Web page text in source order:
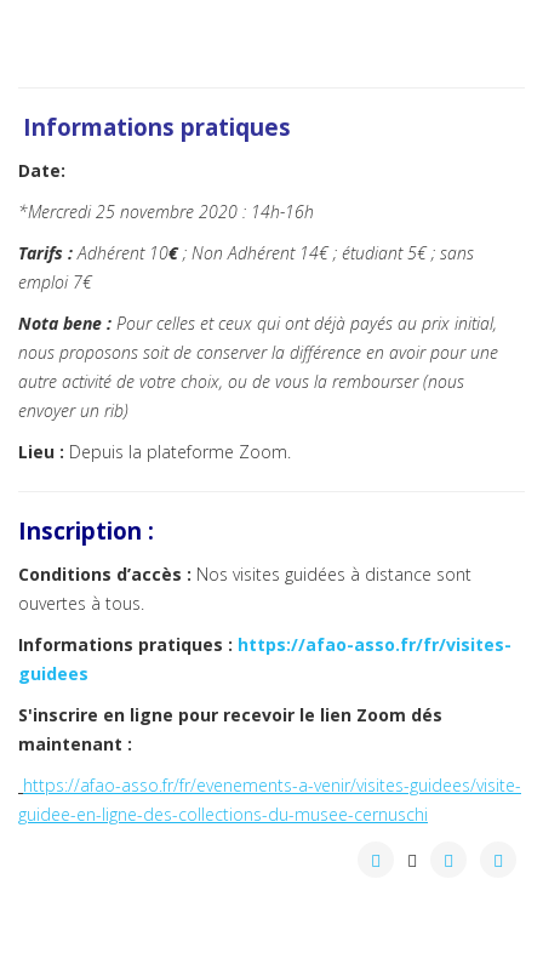
Informations pratiques
Date:
*Mercredi 25 novembre 2020 : 14h-16h
Tarifs :Adhérent 10€; Non Adhérent 14€; étudiant 5€ ; sans
emploi 7€
Nota bene : Pour celles et ceux qui ont déjà payés au prix initial,
nous proposons soit de conserver la différence en avoir pour une
autre activité de votre choix, ou de vous la rembourser (nous
envoyer un rib)
Lieu : Depuis la plateforme Zoom.
Inscription :
Conditions d’accès : Nos visites guidées à distance sont
ouvertes à tous.
Informations pratiques : https://afao-asso.fr/fr/visites-
guidees
S'inscrire en ligne pour recevoir le lien Zoom dés
maintenant :
https://afao-asso.fr/fr/evenements-a-venir/visites-guidees/visite-
guidee-en-ligne-des-collections-du-musee-cernuschi